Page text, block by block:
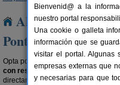
Alojamientos con
Pontevedra
Opta por lo seguro, por unas
con reserva online en Pontevedra
directamente por internet. Para ir
Bienvenid@ a la
nuestro portal
Una cookie o galleta
información que se
visitar el portal. Algunas
empresas externas que
y necesarias para que